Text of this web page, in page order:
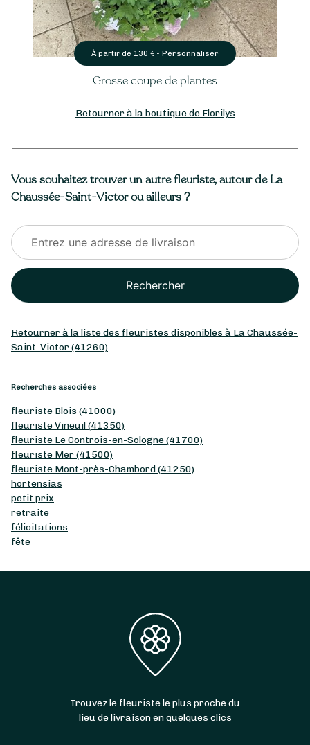
À partir de130 € - Personnaliser
Grosse coupe de plantes
Retourner à la boutique de Florilys
Vous souhaitez trouver un autre fleuriste, autour de La
Chaussée-Saint-Victor ou ailleurs ?
Rechercher
Retourner à la liste des fleuristes disponibles à La Chaussée-
Saint-Victor (41260)
Recherches associées
fleuriste Blois (41000)
fleuriste Vineuil (41350)
fleuriste Le Controis-en-Sologne (41700)
fleuriste Mer (41500)
fleuriste Mont-près-Chambord (41250)
hortensias
petit prix
retraite
félicitations
fête
Trouvez le fleuriste le plus proche du
lieu de livraison en quelques clics